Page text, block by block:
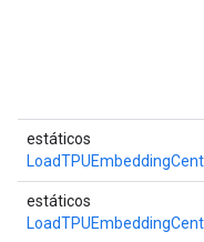
estáticos
estáticos